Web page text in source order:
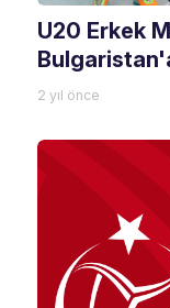
U20 Erkek
2 yıl önce